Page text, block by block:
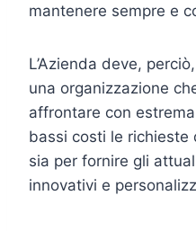
mantenere sempre e
L’Azienda deve,
una organizzazione
affrontare con
bassi costi le richieste
sia per fornire gli
innovativi e